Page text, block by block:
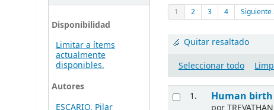
Disponibilidad
Limitar a ítems
actualmente
disponibles.
Autores
ESCARIO, Pilar
1 2 3 4 Siguiente
Quitar resaltado
Seleccionar todo
1. Human